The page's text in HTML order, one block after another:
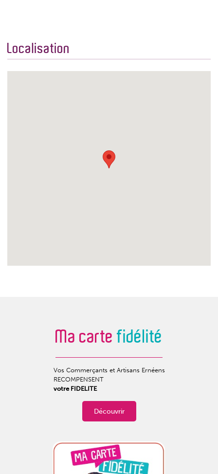
Localisation
Ma carte fidélité
Vos Commerçants et Artisans Ernéens
RECOMPENSENT
votre FIDELITE
Découvrir